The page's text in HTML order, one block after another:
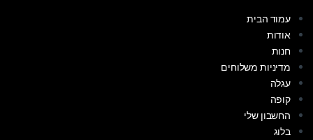
עמוד הבית
אודות
חנות
מדיניות משלוחים
עגלה
קופה
החשבון שלי
בלוג